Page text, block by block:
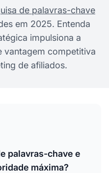
de palavras-chave
em 2025. Entenda
impulsiona a
vantagem competitiva
de afiliados.
palavras-chave e
máxima?